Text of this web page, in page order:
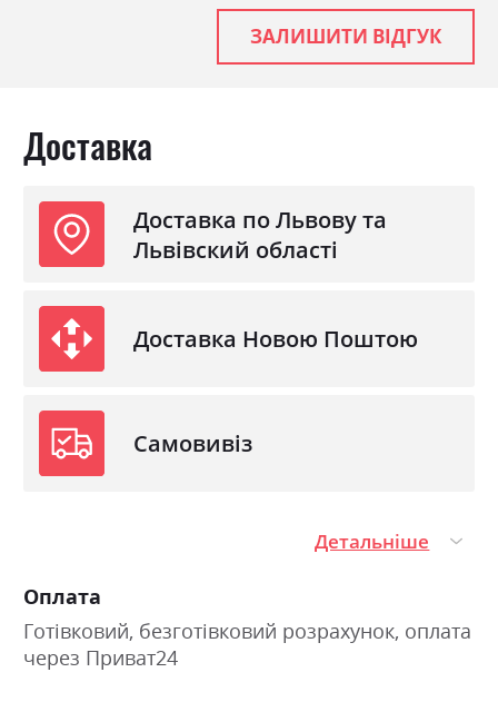
ЗАЛИШИТИ ВІДГУК
Доставка
Доставка по Львову та
Львівский області
Доставка Новою Поштою
Самовивіз
Детальніше
Оплата
Готівковий, безготівковий розрахунок, оплата
через Приват24